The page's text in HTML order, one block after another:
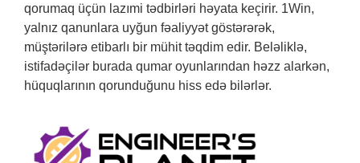
qorumaq üçün lazımi tədbirləri həyata keçirir. 1Win,
yalnız qanunlara uyğun fəaliyyət göstərərək,
müştərilərə etibarlı bir mühit təqdim edir. Beləliklə,
istifadəçilər burada qumar oyunlarından həzz alarkən,
hüquqlarının qorunduğunu hiss edə bilərlər.